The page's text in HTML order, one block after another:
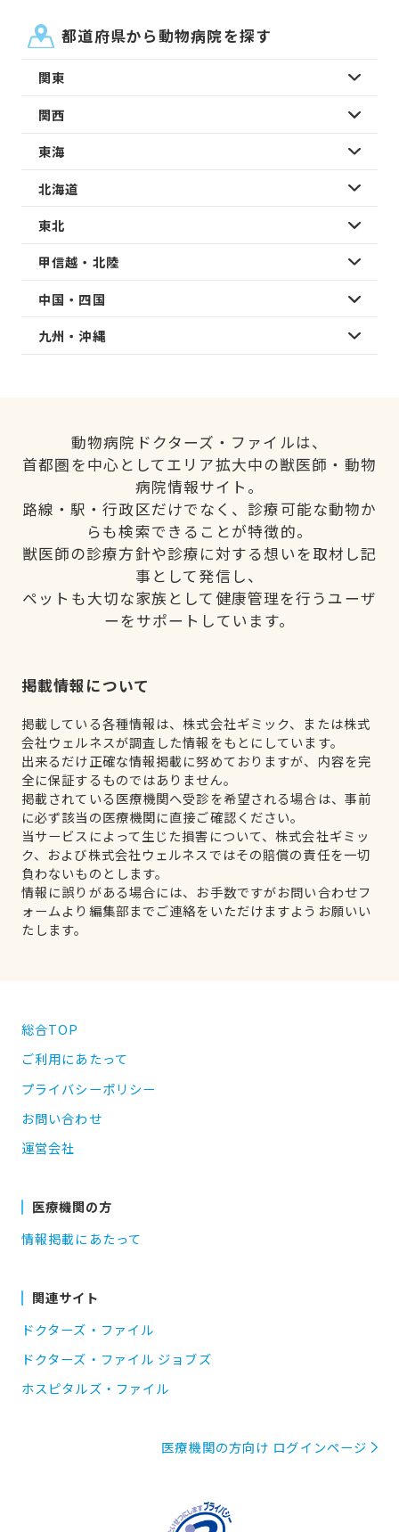
都道府県から動物病院を探す
関東
関西
東海
北海道
東北
甲信越・北陸
中国・四国
九州・沖縄
動物病院ドクターズ・ファイルは、
首都圏を中心としてエリア拡大中の獣医師・動物
病院情報サイト。
路線・駅・行政区だけでなく、診療可能な動物か
らも検索できることが特徴的。
獣医師の診療方針や診療に対する想いを取材し記
事として発信し、
ペットも大切な家族として健康管理を行うユーザ
ーをサポートしています。
掲載情報について
掲載している各種情報は、株式会社ギミック、または株式
会社ウェルネスが調査した情報をもとにしています。
出来るだけ正確な情報掲載に努めておりますが、内容を完
全に保証するものではありません。
掲載されている医療機関へ受診を希望される場合は、事前
に必ず該当の医療機関に直接ご確認ください。
当サービスによって生じた損害について、株式会社ギミッ
ク、および株式会社ウェルネスではその賠償の責任を一切
負わないものとします。
情報に誤りがある場合には、お手数ですがお問い合わせフ
ォームより編集部までご連絡をいただけますようお願いい
たします。
総合TOP
ご利用にあたって
プライバシーポリシー
お問い合わせ
運営会社
医療機関の方
情報掲載にあたって
関連サイト
ドクターズ・ファイル
ドクターズ・ファイル ジョブズ
ホスピタルズ・ファイル
医療機関の方向け ログインページ